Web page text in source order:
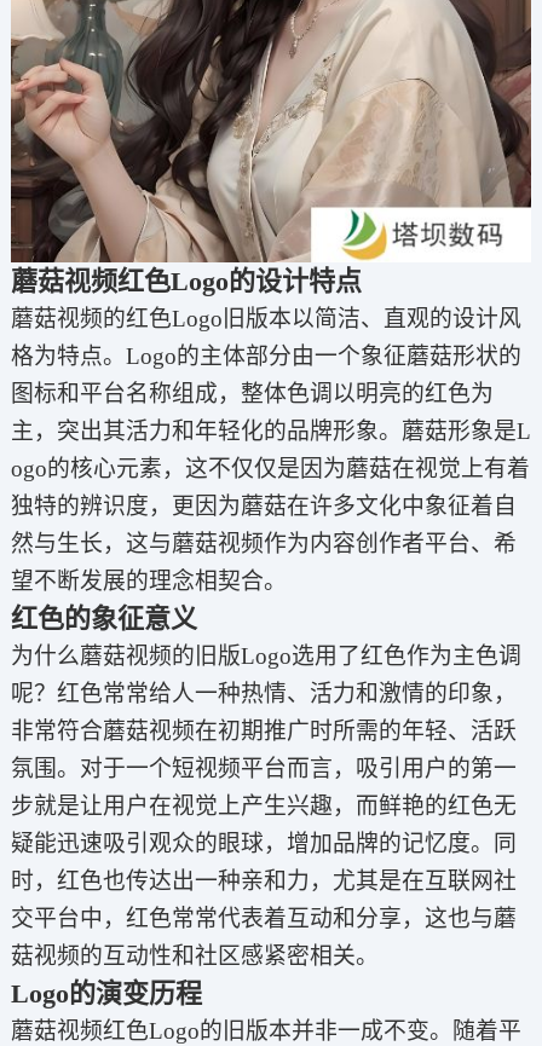
蘑菇视频红色Logo的设计特点
蘑菇视频的红色Logo旧版本以简洁、直观的设计风
格为特点。Logo的主体部分由一个象征蘑菇形状的
图标和平台名称组成，整体色调以明亮的红色为
主，突出其活力和年轻化的品牌形象。蘑菇形象是L
ogo的核心元素，这不仅仅是因为蘑菇在视觉上有着
独特的辨识度，更因为蘑菇在许多文化中象征着自
然与生长，这与蘑菇视频作为内容创作者平台、希
望不断发展的理念相契合。
红色的象征意义
为什么蘑菇视频的旧版Logo选用了红色作为主色调
呢？红色常常给人一种热情、活力和激情的印象，
非常符合蘑菇视频在初期推广时所需的年轻、活跃
氛围。对于一个短视频平台而言，吸引用户的第一
步就是让用户在视觉上产生兴趣，而鲜艳的红色无
疑能迅速吸引观众的眼球，增加品牌的记忆度。同
时，红色也传达出一种亲和力，尤其是在互联网社
交平台中，红色常常代表着互动和分享，这也与蘑
菇视频的互动性和社区感紧密相关。
Logo的演变历程
蘑菇视频红色Logo的旧版本并非一成不变。随着平